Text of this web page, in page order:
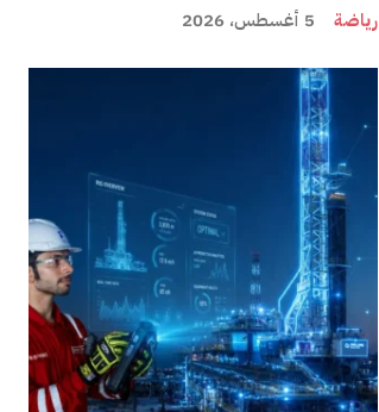
رياضة 5 أغسطس، 2026